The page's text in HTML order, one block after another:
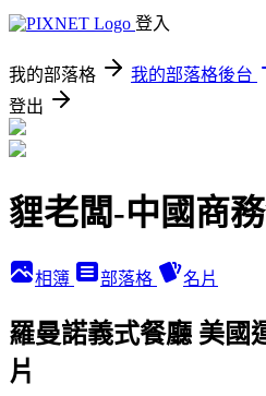
登入
我的部落格 我的部落格後台
登出
貍老闆-中國商
相簿 部落格 名片
羅曼諾義式餐廳 美國
片